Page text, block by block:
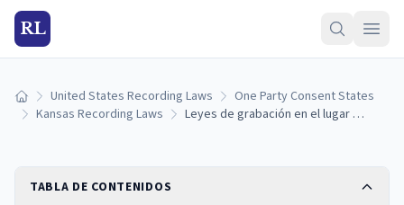
RL
Inicio United States Recording Laws
One Party Consent States
Kansas Recording Laws
Leyes de grabación en el lugar de trabajo de Kansas
TABLA DE CONTENIDOS